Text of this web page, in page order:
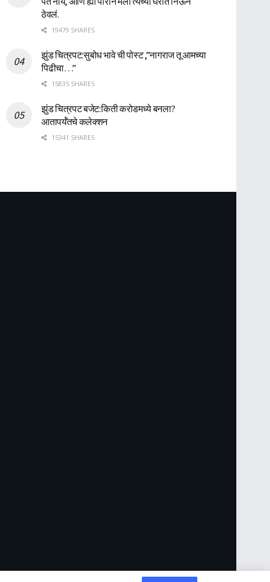
ठेवलं.
19479 SHARES
झुंड चित्रपट:सुबोध भावे ची पोस्ट ,”नागराज तू आमच्या
पिढीचा…”
15835 SHARES
झुंड चित्रपट बजेट:किती करोडमध्ये बनला?
आतापर्यँतचे कलेक्शन
15341 SHARES